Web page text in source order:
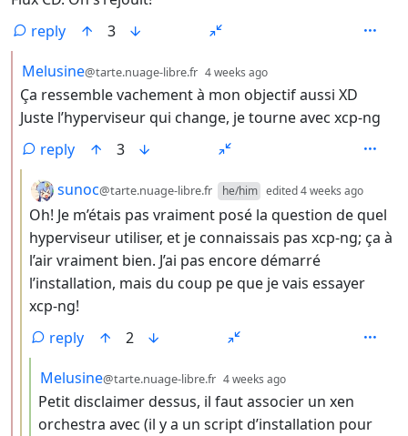
reply
3
by
Melusine@tarte.nuage-libre.fr 4 weeks ago
Ça ressemble vachement à mon objectif aussi XD
Juste l’hyperviseur qui change, je tourne avec xcp-ng
reply
3
by
sunoc@tarte.nuage-libre.fr he/him edited4 weeks ago
Oh! Je m’étais pas vraiment posé la question de quel
hyperviseur utiliser, et je connaissais pas xcp-ng; ça à
l’air vraiment bien. J’ai pas encore démarré
l’installation, mais du coup pe que je vais essayer
xcp-ng!
reply
2
by
Melusine@tarte.nuage-libre.fr 4 weeks ago
Petit disclaimer dessus, il faut associer un xen
orchestra avec (il y a un script d’installation pour